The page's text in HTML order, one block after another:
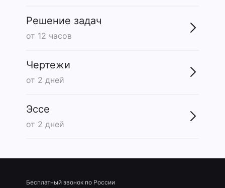
Решение задач
от 12 часов
Чертежи
от 2 дней
Эссе
от 2 дней
Бесплатный звонок по России